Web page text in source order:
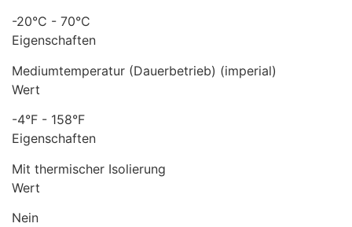
-20°C - 70°C
Eigenschaften
Mediumtemperatur (Dauerbetrieb) (imperial)
Wert
-4°F - 158°F
Eigenschaften
Mit thermischer Isolierung
Wert
Nein